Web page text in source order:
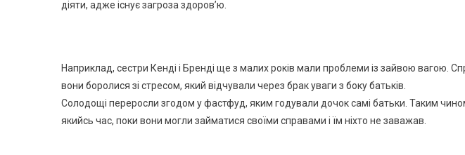
діяти, адже існує загроза здоров’ю.
Наприклад, сестри Кенді і Бренді ще з малих років мали проблеми із зайвою вагою.
вони боролися зі стресом, який відчували через брак уваги з боку батьків.
Солодощі переросли згодом у фастфуд, яким годували дочок самі батьки. Таким
якийсь час, поки вони могли займатися своїми справами і їм ніхто не заважав.